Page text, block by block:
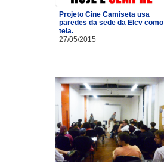
Projeto Cine Camiseta usa
paredes da sede da Elcv como
tela.
27/05/2015